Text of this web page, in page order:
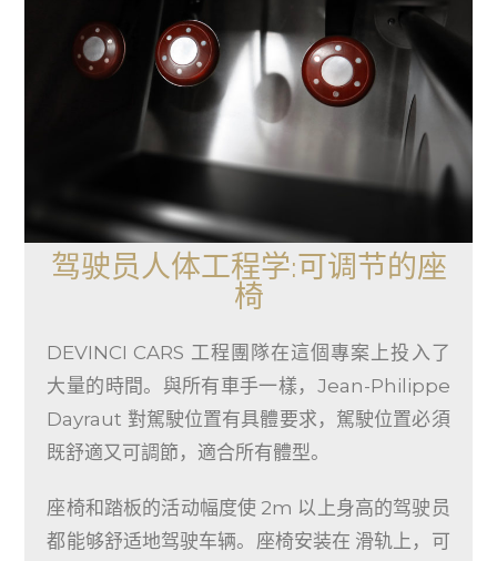
驾驶员人体工程学:可调节的座
椅
DEVINCI CARS 工程團隊在這個專案上投入了
大量的時間。與所有車手一樣，Jean-Philippe
Dayraut 對駕駛位置有具體要求，駕駛位置必須
既舒適又可調節，適合所有體型。
座椅和踏板的活动幅度使 2m 以上身高的驾驶员
都能够舒适地驾驶车辆。座椅安装在 滑轨上，可